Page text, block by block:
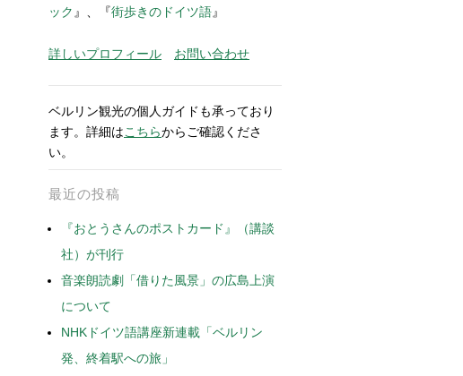
ック 』、『街歩きのドイツ語』
詳しいプロフィール お問い合わせ
ベルリン観光の個人ガイドも承っており
ます。詳細はこちらからご確認くださ
い。
最近の投稿
『おとうさんのポストカード』（講談
社）が刊行
音楽朗読劇「借りた風景」の広島上演
について
NHKドイツ語講座新連載「ベルリン
発、終着駅への旅」